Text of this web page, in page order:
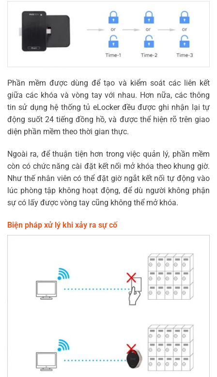
Phần mềm được dùng để tạo và kiểm soát các liên kết
giữa các khóa và vòng tay với nhau. Hơn nữa, các thông
tin sử dụng hệ thống tủ eLocker đều được ghi nhận lại tự
động suốt 24 tiếng đồng hồ, và được thể hiện rõ trên giao
diện phần mềm theo thời gian thực.
Ngoài ra, để thuận tiện hơn trong việc quản lý, phần mềm
còn có chức năng cài đặt kết nối mở khóa theo khung giờ.
Như thế nhân viên có thể đặt giờ ngắt kết nối tự động vào
lúc phòng tập không hoạt động, để dù người không phận
sự có lấy được vòng tay cũng không thể mở khóa.
Biện pháp xử lý khi xảy ra sự cố